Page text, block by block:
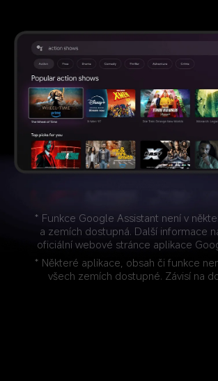
* Funkce Google Assistant není v
a zemích dostupná. Další informace
oficiální webové stránce aplikace
* Některé aplikace, obsah či funkce
všech zemích dostupné. Závisí na